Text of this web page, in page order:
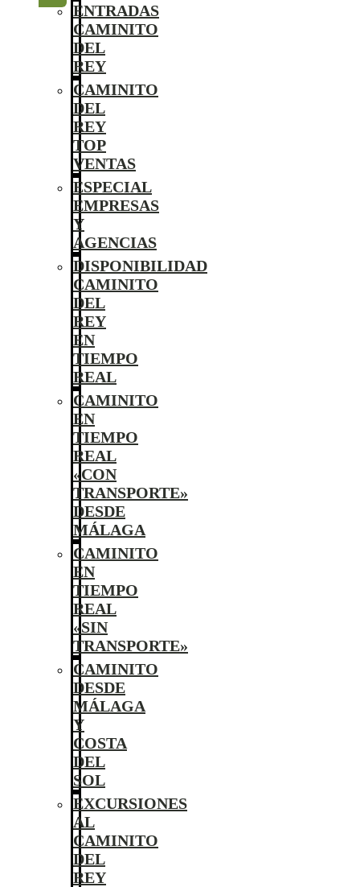
ENTRADAS
CAMINITO
DEL
REY
CAMINITO
DEL
REY
TOP
VENTAS
ESPECIAL
EMPRESAS
Y
AGENCIAS
DISPONIBILIDAD
CAMINITO
DEL
REY
EN
TIEMPO
REAL
CAMINITO
EN
TIEMPO
REAL
«CON
TRANSPORTE»
DESDE
MÁLAGA
CAMINITO
EN
TIEMPO
REAL
«SIN
TRANSPORTE»
CAMINITO
DESDE
MÁLAGA
Y
COSTA
DEL
SOL
EXCURSIONES
AL
CAMINITO
DEL
REY